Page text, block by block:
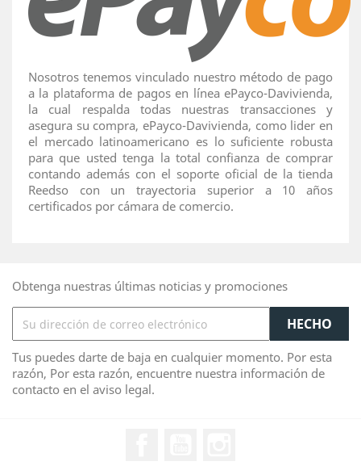
Nosotros tenemos vinculado nuestro método de pago
a la plataforma de pagos en línea ePayco-Davivienda,
la cual respalda todas nuestras transacciones y
asegura su compra, ePayco-Davivienda, como lider en
el mercado latinoamericano es lo suficiente robusta
para que usted tenga la total confianza de comprar
contando además con el soporte oficial de la tienda
Reedso con un trayectoria superior a 10 años
certificados por cámara de comercio.
Obtenga nuestras últimas noticias y promociones
Tus puedes darte de baja en cualquier momento. Por esta
razón, Por esta razón, encuentre nuestra información de
contacto en el aviso legal.